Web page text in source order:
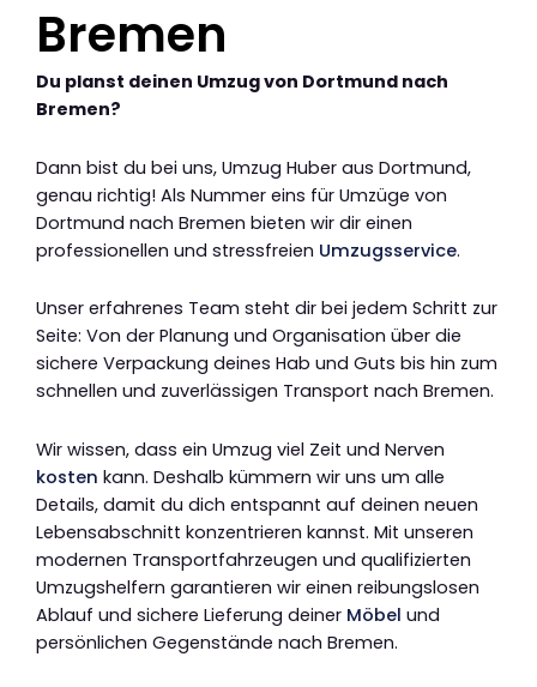
Bremen
Du planst deinen Umzug von Dortmund nach
Bremen?
Dann bist du bei uns, Umzug Huber aus Dortmund,
genau richtig! Als Nummer eins für Umzüge von
Dortmund nach Bremen bieten wir dir einen
professionellen und stressfreien Umzugsservice.
Unser erfahrenes Team steht dir bei jedem Schritt zur
Seite: Von der Planung und Organisation über die
sichere Verpackung deines Hab und Guts bis hin zum
schnellen und zuverlässigen Transport nach Bremen.
Wir wissen, dass ein Umzug viel Zeit und Nerven
kosten kann. Deshalb kümmern wir uns um alle
Details, damit du dich entspannt auf deinen neuen
Lebensabschnitt konzentrieren kannst. Mit unseren
modernen Transportfahrzeugen und qualifizierten
Umzugshelfern garantieren wir einen reibungslosen
Ablauf und sichere Lieferung deiner Möbel und
persönlichen Gegenstände nach Bremen.